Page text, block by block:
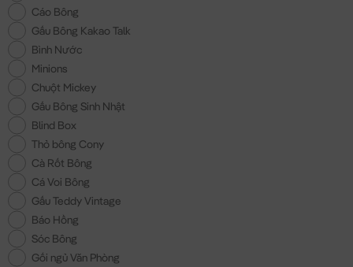
Cáo Bông
Gấu Bông Kakao Talk
Bình Nước
Minions
Chuột Mickey
Gấu Bông Sinh Nhật
Blind Box
Thỏ bông Cony
Cà Rốt Bông
Cá Voi Bông
Gấu Teddy Vintage
Báo Hồng
Sóc Bông
Gối ngủ Văn Phòng